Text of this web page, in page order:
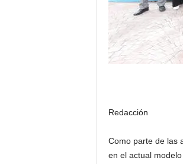
Redacción
Como parte de las
en el actual